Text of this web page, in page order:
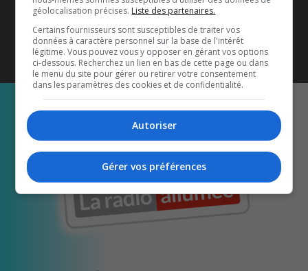
également sur1033 HD2
Écoutez-nous aussi sur…
géolocalisation précises. Liste des partenaires.
Certains fournisseurs sont susceptibles de traiter vos
données à caractère personnel sur la base de l'intérêt
légitime. Vous pouvez vous y opposer en gérant vos options
ci-dessous. Recherchez un lien en bas de cette page ou dans
le menu du site pour gérer ou retirer votre consentement
dans les paramètres des cookies et de confidentialité.
Autoriser
Gérer vos préférences